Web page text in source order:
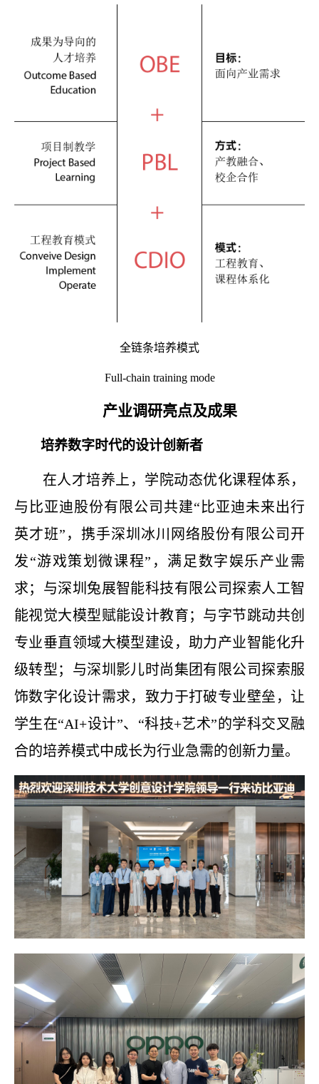
全链条培养模式
Full-chain training mode
产业调研亮点及成果
培养数字时代的设计创新者
在人才培养上，学院动态优化课程体系，
与 比亚迪股份有限公司共建“比亚迪未来出行
英才班”，携手深圳冰川网络股份有限公司开
发“游戏策划微课程”，满足数字娱乐产业需
求；与深圳兔展智能科技有限公司探索人工智
能视觉大模型赋能设计教育；与字节跳动共创
专业垂直领域大模型建设，助力产业智能化升
级转型；与深圳影儿时尚集团有限公司探索服
饰数字化设计需求，致力于打破专业壁垒，让
学生在“AI+设计”、“科技+艺术”的学科交叉融
合的培养模式中成长为行业急需的创新力量。